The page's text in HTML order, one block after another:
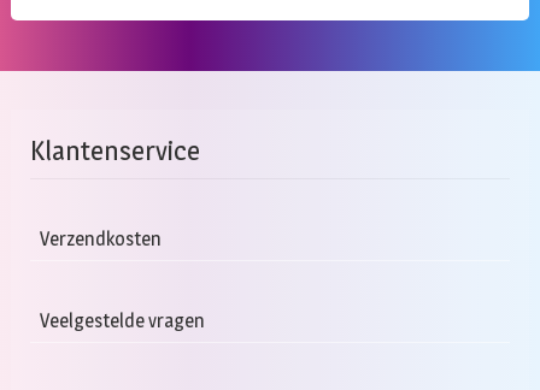
Klantenservice
Verzendkosten
Veelgestelde vragen